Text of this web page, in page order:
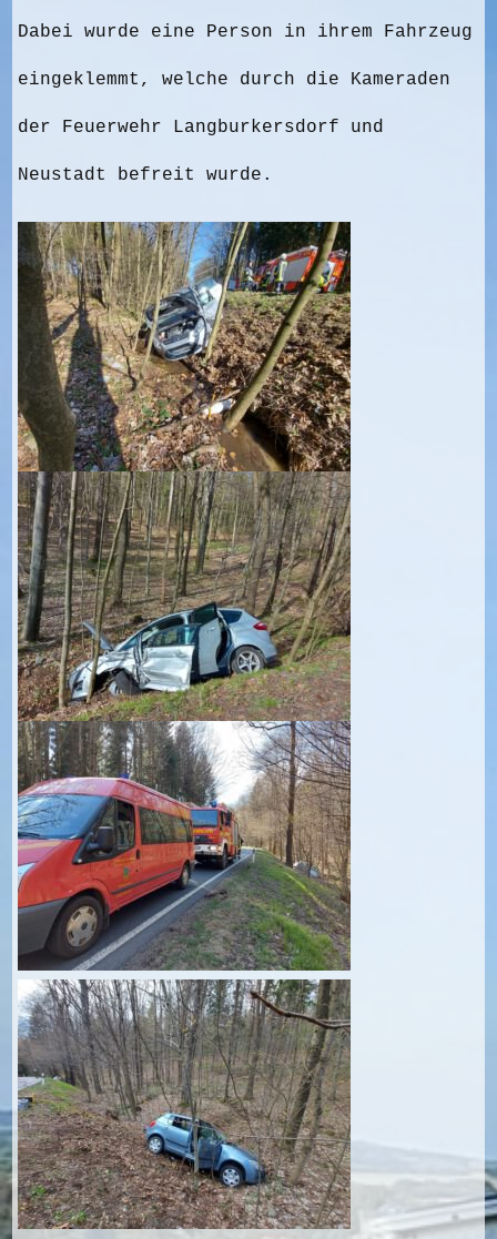
Dabei wurde eine Person in ihrem Fahrzeug
eingeklemmt, welche durch die Kameraden
der Feuerwehr Langburkersdorf und
Neustadt befreit wurde.